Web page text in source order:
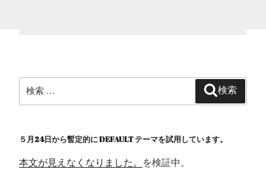
検
索:
検索
５月24日から暫定的に DEFAULT テーマを試用しています。
本文が見えなくなりました。 を検証中。